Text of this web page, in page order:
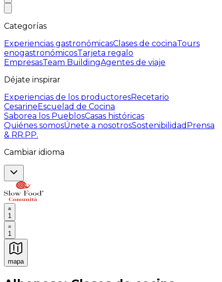
Categorías
Experiencias gastronómicasClases de cocinaTours
enogastronómicosTarjeta regalo
EmpresasTeam BuildingAgentes de viaje
Déjate inspirar
Experiencias de los productoresRecetario
CesarineEscuelad de Cocina
Saborea los PueblosCasas históricas
Quiénes somosÚnete a nosotrosSostenibilidad Prensa
& RR.PP.
Cambiar idioma
1
1
mapa